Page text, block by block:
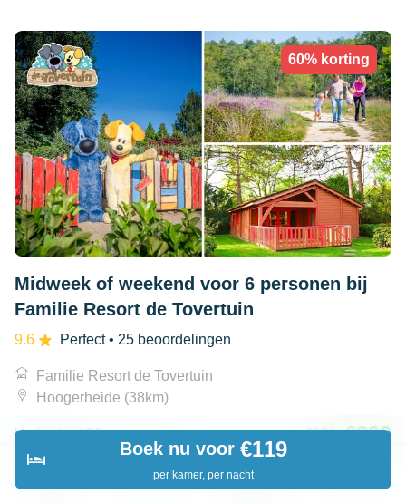
Zoeken Boekingen
Boek nu voor €119
per kamer, per nacht
60% korting
Midweek of weekend voor 6 personen bij
Familie Resort de Tovertuin
9.6 Perfect• 25 beoordelingen
Familie Resort de Tovertuin
Hoogerheide (38km)
Verkocht: 152 €991 €399